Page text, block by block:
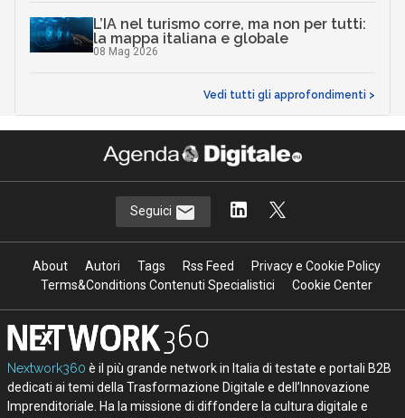
L’IA nel turismo corre, ma non per tutti:
la mappa italiana e globale
08 Mag 2026
Vedi tutti gli approfondimenti >
Seguici
About Autori Tags Rss Feed
Privacy e Cookie Policy
Terms&Conditions Contenuti Specialistici
Cookie Center
Nextwork360 è il più grande network in Italia di testate e portali B2B
dedicati ai temi della Trasformazione Digitale e dell’Innovazione
Imprenditoriale. Ha la missione di diffondere la cultura digitale e